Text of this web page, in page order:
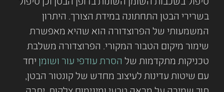
בשרירי הבטן התחתונה במידת הצורך. היתרון
המשמעותי של הפרוצדורה הוא שהיא מאפשרת
שימור מיקום הטבור המקורי. הפרוצדורה משלבת
טכניקות מתקדמות של הסרת עודפי עור ושומן יחד
עם שיטות עדינות לעיצוב מחדש של קונטור הבטן,